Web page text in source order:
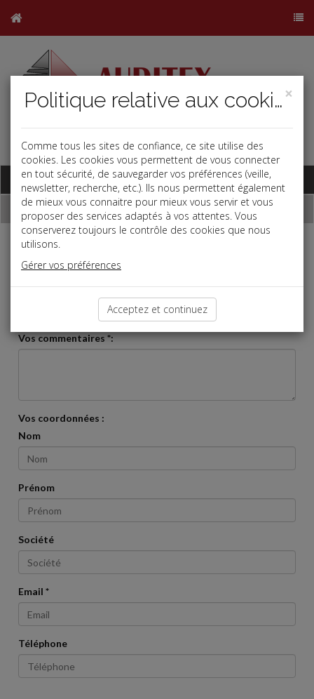
j
Base documentaire
Contact
Si vous souhaitez des renseignements sur nos prestations,
Objet *:
Vos commentaires *:
Vos coordonnées :
Nom
Prénom
Société
Email *
Téléphone
×
Politique relative aux cookies
Comme tous les sites de confiance, ce site utilise des
cookies. Les cookies vous permettent de vous connecter
en tout sécurité, de sauvegarder vos préférences (veille,
newsletter, recherche, etc.). Ils nous permettent également
de mieux vous connaitre pour mieux vous servir et vous
proposer des services adaptés à vos attentes. Vous
conserverez toujours le contrôle des cookies que nous
utilisons.
Gérer vos préférences
Acceptez et continuez